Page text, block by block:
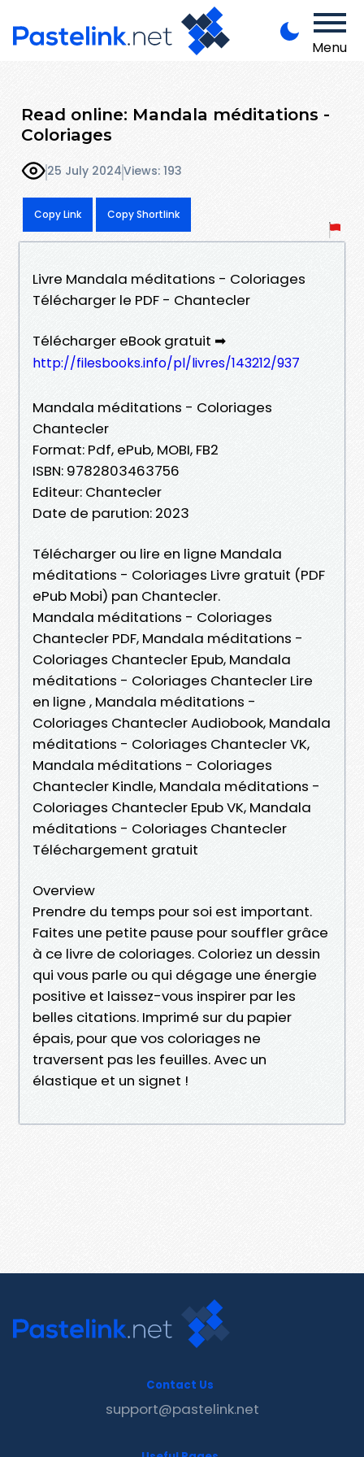
Menu
Read online: Mandala méditations -
Coloriages
25 July 2024Views: 193
Copy Link Copy Shortlink
Livre Mandala méditations - Coloriages
Télécharger le PDF - Chantecler
Télécharger eBook gratuit ➡
http://filesbooks.info/pl/livres/143212/937
Mandala méditations - Coloriages
Chantecler
Format: Pdf, ePub, MOBI, FB2
ISBN: 9782803463756
Editeur: Chantecler
Date de parution: 2023
Télécharger ou lire en ligne Mandala
méditations - Coloriages Livre gratuit (PDF
ePub Mobi) pan Chantecler.
Mandala méditations - Coloriages
Chantecler PDF, Mandala méditations -
Coloriages Chantecler Epub, Mandala
méditations - Coloriages Chantecler Lire
en ligne , Mandala méditations -
Coloriages Chantecler Audiobook, Mandala
méditations - Coloriages Chantecler VK,
Mandala méditations - Coloriages
Chantecler Kindle, Mandala méditations -
Coloriages Chantecler Epub VK, Mandala
méditations - Coloriages Chantecler
Téléchargement gratuit
Overview
Prendre du temps pour soi est important.
Faites une petite pause pour souffler grâce
à ce livre de coloriages. Coloriez un dessin
qui vous parle ou qui dégage une énergie
positive et laissez-vous inspirer par les
belles citations. Imprimé sur du papier
épais, pour que vos coloriages ne
traversent pas les feuilles. Avec un
élastique et un signet !
Contact Us
support@pastelink.net